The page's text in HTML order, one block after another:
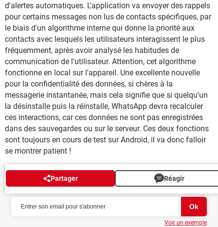
d'alertes automatiques. L'application va envoyer des rappels
pour certains messages non lus de contacts spécifiques, par
le biais d'un algorithme interne qui donne la priorité aux
contacts avec lesquels les utilisateurs interagissent le plus
fréquemment, après avoir analysé les habitudes de
communication de l'utilisateur. Attention, cet algorithme
fonctionne en local sur l'appareil. Une excellente nouvelle
pour la confidentialité des données, si chères à la
messagerie instantanée, mais cela signifie que si quelqu'un
la désinstalle puis la réinstalle, WhatsApp devra recalculer
ces interactions, car ces données ne sont pas enregistrées
dans des sauvegardes ou sur le serveur. Ces deux fonctions
sont toujours en cours de test sur Android, il va donc falloir
se montrer patient !
Partager Réagir
NEWSLETTER
Voir un exemple